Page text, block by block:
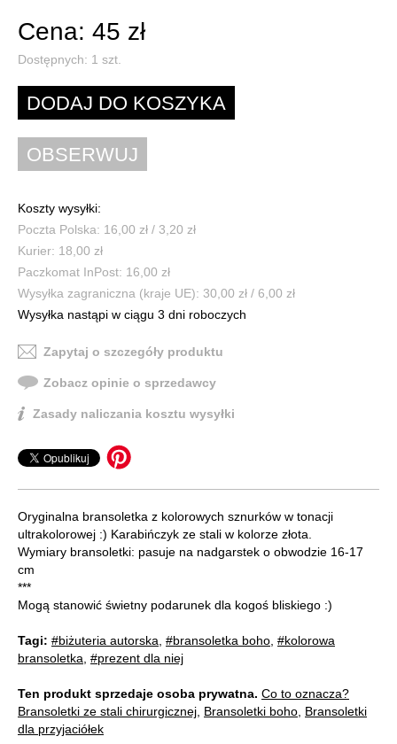
Cena: 45 zł
Dostępnych: 1 szt.
Koszty wysyłki:
Poczta Polska: 16,00 zł / 3,20 zł
Kurier: 18,00 zł
Paczkomat InPost: 16,00 zł
Wysyłka zagraniczna (kraje UE): 30,00 zł / 6,00 zł
Wysyłka nastąpi w ciągu 3 dni roboczych
Zapytaj o szczegóły produktu
Zobacz opinie o sprzedawcy
Zasady naliczania kosztu wysyłki
Oryginalna bransoletka z kolorowych sznurków w tonacji
ultrakolorowej :) Karabińczyk ze stali w kolorze złota.
Wymiary bransoletki: pasuje na nadgarstek o obwodzie 16-17
cm
***
Mogą stanowić świetny podarunek dla kogoś bliskiego :)
Tagi: #biżuteria autorska #bransoletka boho #kolorowa
bransoletka #prezent dla niej
Ten produkt sprzedaje osoba prywatna. Co to oznacza?
Bransoletki ze stali chirurgicznej Bransoletki boho Bransoletki
dla przyjaciółek